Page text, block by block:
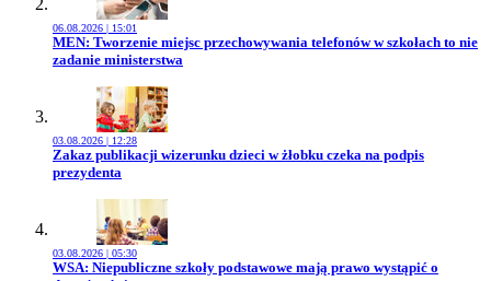
06.08.2026 | 15:01
Przejdź do artykułu:
MEN: Tworzenie miejsc przechowywania telefonów w szkołach to nie
zadanie ministerstwa
03.08.2026 | 12:28
Przejdź do artykułu:
Zakaz publikacji wizerunku dzieci w żłobku czeka na podpis
prezydenta
03.08.2026 | 05:30
Przejdź do artykułu:
WSA: Niepubliczne szkoły podstawowe mają prawo wystąpić o